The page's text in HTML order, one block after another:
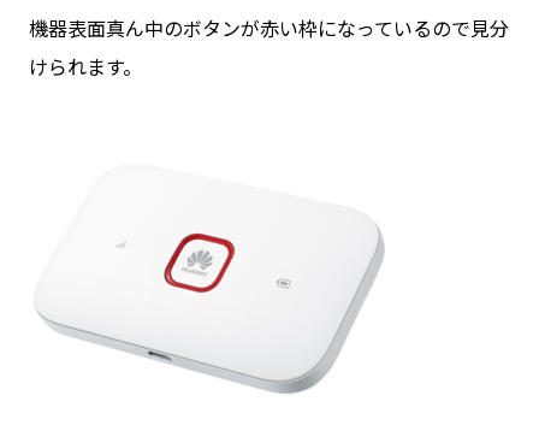
機器表面真ん中のボタンが赤い枠になっているので見分
けられます。